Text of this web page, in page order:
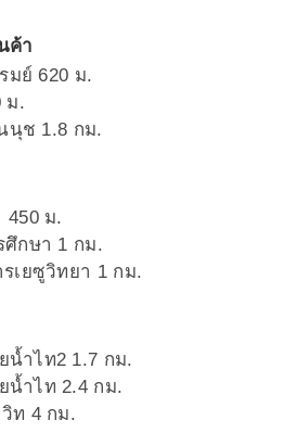
ค้า
มย์ 620 ม.
ม.
นุช 1.8 กม.
450 ม.
ศึกษา 1 กม.
เยซูวิทยา 1 กม.
น้ำไท2 1.7 กม.
ยน้ำไท2.4 กม.
ท 4 กม.